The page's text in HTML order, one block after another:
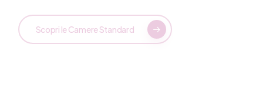
Scopri le Camere Standard